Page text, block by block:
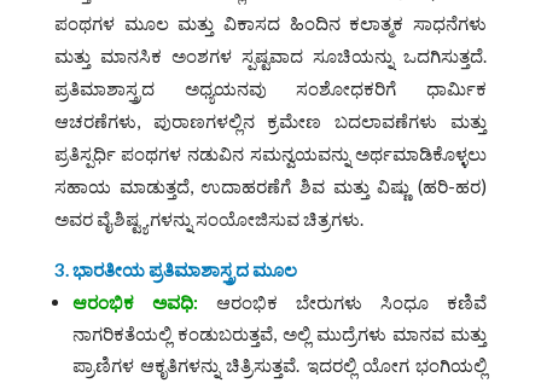
ಪಂಥಗಳ ಮೂಲ ಮತ್ತು ವಿಕಾಸದ ಹಿಂದಿನ ಕಲಾತ್ಮಕ ಸಾಧನೆಗಳು
ಮತ್ತು ಮಾನಸಿಕ ಅಂಶಗಳ ಸ್ಪಷ್ಟವಾದ ಸೂಚಿಯನ್ನು ಒದಗಿಸುತ್ತದೆ.
ಪ್ರತಿಮಾಶಾಸ್ತ್ರದ ಅಧ್ಯಯನವು ಸಂಶೋಧಕರಿಗೆ ಧಾರ್ಮಿಕ
ಆಚರಣೆಗಳು, ಪುರಾಣಗಳಲ್ಲಿನ ಕ್ರಮೇಣ ಬದಲಾವಣೆಗಳು ಮತ್ತು
ಪ್ರತಿಸ್ಪರ್ಧಿ ಪಂಥಗಳ ನಡುವಿನ ಸಮನ್ವಯವನ್ನು ಅರ್ಥಮಾಡಿಕೊಳ್ಳಲು
ಸಹಾಯ ಮಾಡುತ್ತದೆ, ಉದಾಹರಣೆಗೆ ಶಿವ ಮತ್ತು ವಿಷ್ಣು (ಹರಿ-ಹರ)
ಅವರ ವೈಶಿಷ್ಟ್ಯಗಳನ್ನು ಸಂಯೋಜಿಸುವ ಚಿತ್ರಗಳು.
3. ಭಾರತೀಯಪ್ರತಿಮಾಶಾಸ್ತ್ರದಮೂಲ
ಆರಂಭಿಕ ಅವಧಿ: ಆರಂಭಿಕ ಬೇರುಗಳು ಸಿಂಧೂ ಕಣಿವೆ
ನಾಗರಿಕತೆಯಲ್ಲಿ ಕಂಡುಬರುತ್ತವೆ, ಅಲ್ಲಿ ಮುದ್ರೆಗಳು ಮಾನವ ಮತ್ತು
ಪ್ರಾಣಿಗಳ ಆಕೃತಿಗಳನ್ನು ಚಿತ್ರಿಸುತ್ತವೆ. ಇದರಲ್ಲಿ ಯೋಗ ಭಂಗಿಯಲ್ಲಿ